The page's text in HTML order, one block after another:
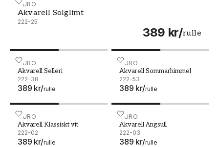
DURO
Akvarell Solglimt
222-25
389 kr/rulle
Akvarell Solglimt - 222-25
DURO
Akvarell Selleri
222-38
389 kr/rulle
Akvarell Selleri - 222-38 DURO
Akvarell Sommarhimmel
222-53
389 kr/rulle
Akvarell Sommarhimmel -
DURO
Akvarell Klassiskt vit
222-02
389 kr/rulle
Akvarell Klassiskt vit - 222-02DURO
Akvarell Ängsull
222-03
389 kr/rulle
Akvarell Ängsull - 222-03